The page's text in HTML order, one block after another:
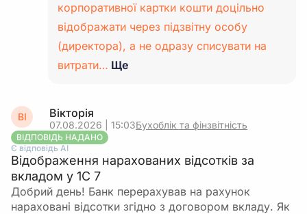
корпоративної картки кошти доцільно
відображати через підзвітну особу
(директора), а не одразу списувати на
витрати… Ще
ВІ Вікторія
07.08.2026 | 15:03Бухоблік та фінзвітність
ВІДПОВІДЬ НАДАНО
Є відповідь АІ
Відображення нарахованих відсотків за
вкладом у 1С 7
Добрий день! Банк перерахував на рахунок
нараховані відсотки згідно з договором вкладу. Як